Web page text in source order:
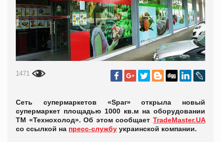
1471
Cеть супермаркетов «Spar» открыла новый
супермаркет площадью 1000 кв.м на оборудовании
ТМ «Технохолод». Об этом сообщает TradeMaster.UA
со ссылкой на пресс-службу украинской компании.